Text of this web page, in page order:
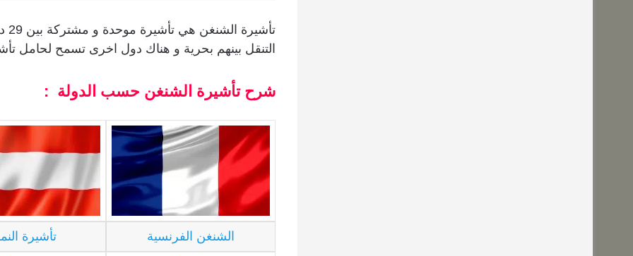
التنقل بينهم بحرية و هناك دول اخرى تسمح لحامل
شرح تأشيرة الشنغن حسب الدولة :
الشنغن الفرنسية تأشيرة